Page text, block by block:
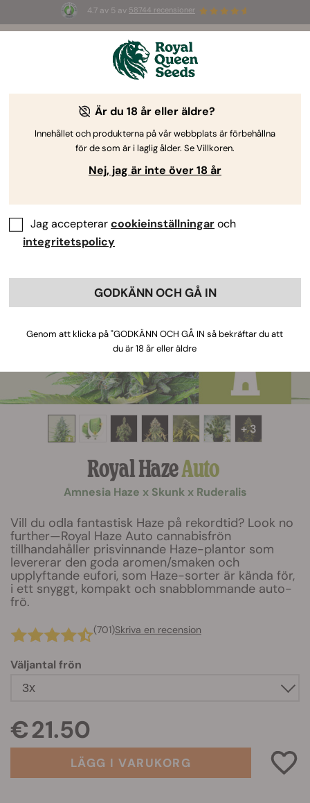
4.7 av 5 av 58744 recensioner
3 White Widow Auto-frönGRATIS för de
+ 3
Royal HazeAuto
Amnesia Haze x Skunk x Ruderalis
Vill du odla fantastisk Haze på rekordtid? Look no
further—Royal Haze Auto cannabisfrön
tillhandahåller prisvinnande Haze-plantor som
levererar den goda aromen/smaken och
upplyftande eufori, som Haze-sorter är kända för,
i ett snyggt, kompakt och snabblommande auto-
frö.
(701)Skriva en recension
Väljantal frön
€ 21.50
LÄGG I VARUKORG
Är du 18 år eller äldre?
Innehållet och produkterna på vår webbplats är förbehållna
för de som är i laglig ålder. Se Villkoren.
Nej, jag är inte över 18 år
Jag accepterarcookieinställningaroch
integritetspolicy
GODKÄNN OCH GÅ IN
Genom att klicka på "GODKÄNN OCH GÅ IN så bekräftar du att
du är 18 år eller äldre